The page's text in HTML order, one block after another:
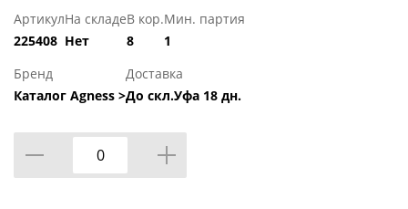
Артикул
225408
На складе
Нет
В кор.
8
Мин. партия
1
Бренд
Каталог Agness >
Доставка
До скл.Уфа 18 дн.